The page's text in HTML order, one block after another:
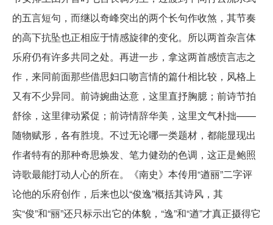
的五言短句，而继以奇峰突出的两个长句作收煞，其节奏
的高下抗坠也正相应于情感旋律的变化。所以两首杂言体
乐府仍有许多共同之处。再进一步，拿这两首感愤言志之
作，来同前面那些借思妇口吻言情的篇什相比较，风格上
又有不少异同。前诗婉曲达意，这里直抒胸臆；前诗节拍
舒徐，这里律动紧促；前诗情辞华美，这里文气朴拙——
随物赋形，各有胜境。不过无论哪一类题材，都能显现出
作者特有的那种奇思焕发、笔力健劲的色调，这正是鲍照
诗歌最能打动人心的所在。《南史》本传用“遒丽”二字评
论他的乐府创作，后来也以“俊逸”概括其诗风，其
实“俊”和“丽”还只标示出它的体貌，“逸”和“遒”才真正摄得它